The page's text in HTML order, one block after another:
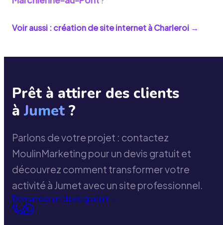
Voir aussi : création de site internet àCharleroi →
Prêt à attirer des clients
à Jumet ?
Parlons de votre projet : contactez
MoulinMarketing pour un devis gratuit et
découvrez comment transformer votre
activité à Jumet avec un site professionnel.
Demander un devis gratuit→